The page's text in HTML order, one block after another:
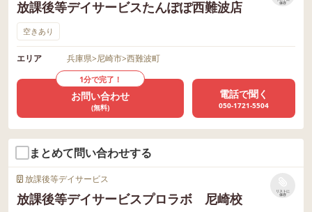
放課後等デイサービスたんぽぽ西難波店
保存
空きあり
エリア 兵庫県>尼崎市>西難波町
1分で完了！
お問い合わせ
(無料)
電話で聞く
050-1721-5504
まとめて問い合わせする
放課後等デイサービス
放課後等デイサービスプロラボ 尼崎校
リストに
保存